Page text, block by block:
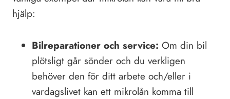
hjälp:
Bilreparationer och service: Om din bil
plötsligt går sönder och du verkligen
behöver den för ditt arbete och/eller i
vardagslivet kan ett mikrolån komma till